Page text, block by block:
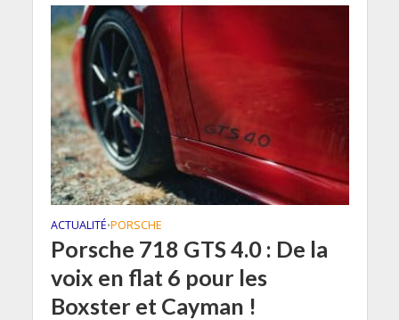
ACTUALITÉ•PORSCHE
Porsche 718 GTS 4.0 : De la
voix en flat 6 pour les
Boxster et Cayman !